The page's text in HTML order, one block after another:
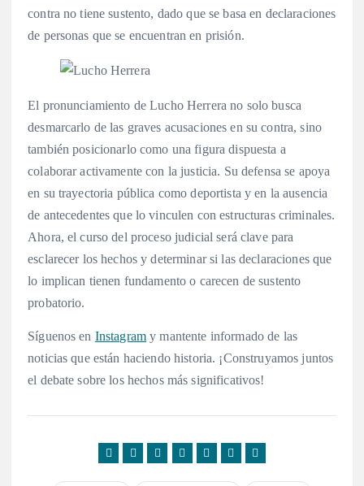
contra no tiene sustento, dado que se basa en declaraciones
de personas que se encuentran en prisión.
El pronunciamiento de Lucho Herrera no solo busca
desmarcarlo de las graves acusaciones en su contra, sino
también posicionarlo como una figura dispuesta a
colaborar activamente con la justicia. Su defensa se apoya
en su trayectoria pública como deportista y en la ausencia
de antecedentes que lo vinculen con estructuras criminales.
Ahora, el curso del proceso judicial será clave para
esclarecer los hechos y determinar si las declaraciones que
lo implican tienen fundamento o carecen de sustento
probatorio.
Síguenos en Instagram y mantente informado de las
noticias que están haciendo historia. ¡Construyamos juntos
el debate sobre los hechos más significativos!